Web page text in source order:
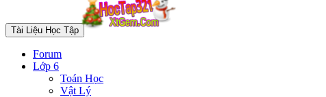
Tài Liệu Học Tập
Forum
Lớp 6
Toán Học
Vật Lý